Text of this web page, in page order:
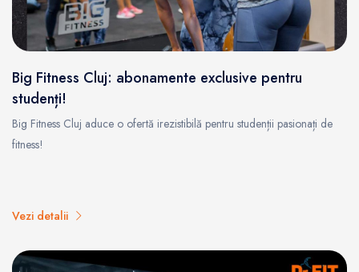
Big Fitness Cluj: abonamente exclusive pentru
studenți!
Big Fitness Cluj aduce o ofertă irezistibilă pentru studenții pasionați de
fitness!
Vezi detalii